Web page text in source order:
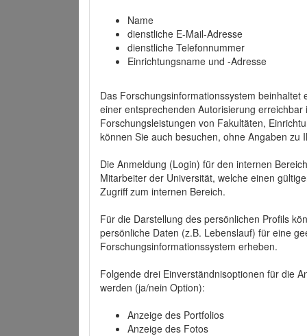
Name
dienstliche E-Mail-Adresse
dienstliche Telefonnummer
Einrichtungsname und -Adresse
Das Forschungsinformationssystem beinhaltet
einer entsprechenden Autorisierung
Forschungsleistungen von Fakultäten,
können Sie auch besuchen, ohne Angaben zu
Die Anmeldung (Login) für den internen
Mitarbeiter der Universität, welche einen
Zugriff zum internen Bereich.
Für die Darstellung des persönlichen Profils
persönliche Daten (z.B. Lebenslauf) für eine
Forschungsinformationssystem erheben.
Folgende drei Einverständnisoptionen für die
werden (ja/nein Option):
Anzeige des Portfolios
Anzeige des Fotos